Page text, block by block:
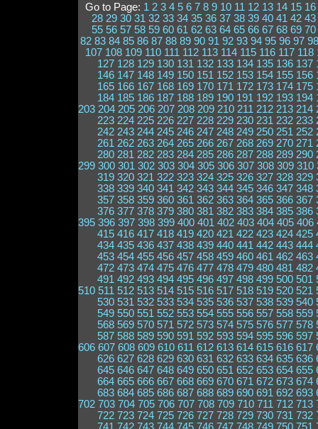
Go to Page: 1 2 3 4 5 6 7 8 9 10 11 12 13 14 15 16
28 29 30 31 32 33 34 35 36 37 38 39 40 41 42 43
55 56 57 58 59 60 61 62 63 64 65 66 67 68 69 70
82 83 84 85 86 87 88 89 90 91 92 93 94 95 96 97 98
107 108 109 110 111 112 113 114 115 116 117 118
127 128 129 130 131 132 133 134 135 136 137
146 147 148 149 150 151 152 153 154 155 156
165 166 167 168 169 170 171 172 173 174 175
184 185 186 187 188 189 190 191 192 193 194
203 204 205 206 207 208 209 210 211 212 213 214
223 224 225 226 227 228 229 230 231 232 233
242 243 244 245 246 247 248 249 250 251 252
261 262 263 264 265 266 267 268 269 270 271
280 281 282 283 284 285 286 287 288 289 290
299 300 301 302 303 304 305 306 307 308 309 310
319 320 321 322 323 324 325 326 327 328 329
338 339 340 341 342 343 344 345 346 347 348
357 358 359 360 361 362 363 364 365 366 367
376 377 378 379 380 381 382 383 384 385 386
395 396 397 398 399 400 401 402 403 404 405 406
415 416 417 418 419 420 421 422 423 424 425
434 435 436 437 438 439 440 441 442 443 444
453 454 455 456 457 458 459 460 461 462 463
472 473 474 475 476 477 478 479 480 481 482
491 492 493 494 495 496 497 498 499 500 501
510 511 512 513 514 515 516 517 518 519 520 521
530 531 532 533 534 535 536 537 538 539 540
549 550 551 552 553 554 555 556 557 558 559
568 569 570 571 572 573 574 575 576 577 578
587 588 589 590 591 592 593 594 595 596 597
606 607 608 609 610 611 612 613 614 615 616 617
626 627 628 629 630 631 632 633 634 635 636
645 646 647 648 649 650 651 652 653 654 655
664 665 666 667 668 669 670 671 672 673 674
683 684 685 686 687 688 689 690 691 692 693
702 703 704 705 706 707 708 709 710 711 712 713
722 723 724 725 726 727 728 729 730 731 732
741 742 743 744 745 746 747 748 749 750 751